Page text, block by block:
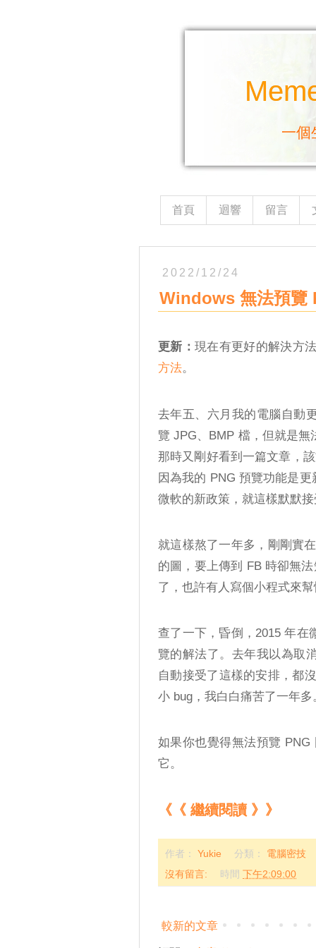
一個
首頁 迴響 留言
2022/12/24
Windows 無法預覽
更新：現在有更好的解決方
方法。
去年五、六月我的電腦自動
覽 JPG、BMP 檔，但就是
那時又剛好看到一篇文章，
因為我的 PNG 預覽功能是
微軟的新政策，就這樣默默接
就這樣熬了一年多，剛剛實
的圖，要上傳到 FB 時卻無
了，也許有人寫個小程式來幫
查了一下，昏倒，2015 年在
覽的解法了。去年我以為取
自動接受了這樣的安排，都
小 bug，我白白痛苦了一年多
如果你也覺得無法預覽
它。
《《 繼續閱讀 》》
作者： Yukie 分類： 電腦密技
沒有留言:
時間下午2:09:00
較新的文章